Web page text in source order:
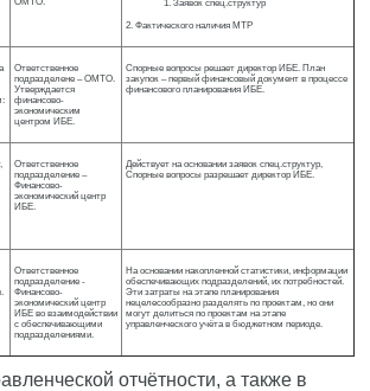
Заявок спец.структур
2. Фактического наличия МТР
Ответственное
подразделене – ОМТО.
Утверждается
финансово-
экономическим
центром ИБЕ.
Спорные вопросы решает директор ИБЕ. План
закупок – первый финансовый документ в процессе
финансового планирования ИБЕ.
Ответственное
подразделение –
Финансово-
экономический центр
ИБЕ.
Действует на основании заявок спец.структур,
Спорные вопросы разрешает директор ИБЕ.
Ответственное
подразделение -
Финансово-
экономический центр
ИБЕ во взаимодействии
с обеспечивающими
подразделениями.
На основании накопленной статистики, информации
обеспечивающих подразделений, их потребностей.
Эти затраты на этапе планирования
нецелесообразно разделять по проектам, но они
могут делиться по проектам на этапе
управленческого учёта в бюджетном периоде.
отчётности, а также в